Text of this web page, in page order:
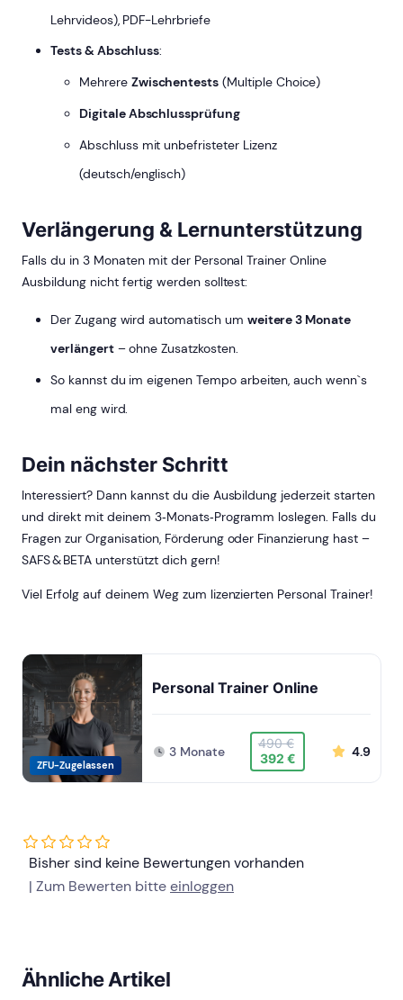
Lehrvideos), PDF-Lehrbriefe
Tests & Abschluss:
Mehrere Zwischentests (Multiple Choice)
Digitale Abschlussprüfung
Abschluss mit unbefristeter Lizenz
(deutsch/englisch)
Verlängerung & Lernunterstützung
Falls du in 3 Monaten mit der Personal Trainer Online
Ausbildung nicht fertig werden solltest:
Der Zugang wird automatisch um weitere 3 Monate
verlängert– ohne Zusatzkosten.
So kannst du im eigenen Tempo arbeiten, auch wenn`s
mal eng wird.
Dein nächster Schritt
Interessiert? Dann kannst du die Ausbildung jederzeit starten
und direkt mit deinem 3‑Monats‑Programm loslegen. Falls du
Fragen zur Organisation, Förderung oder Finanzierung hast –
SAFS & BETA unterstützt dich gern!
Viel Erfolg auf deinem Weg zum lizenzierten Personal Trainer!
ZFU-Zugelassen
Personal Trainer Online
3 Monate
490 €
392 €
4.9
Bisher sind keine Bewertungen vorhanden
| Zum Bewerten bitteeinloggen
Ähnliche Artikel